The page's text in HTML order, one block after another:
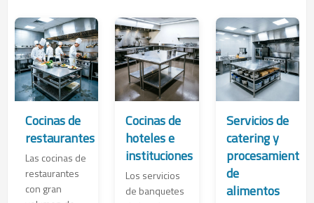
Cocinas de
restaurantes
Las cocinas de
restaurantes
con gran
Cocinas de
hoteles e
instituciones
Los servicios
de banquetes
Servicios de
catering y
procesamiento
de
alimentos